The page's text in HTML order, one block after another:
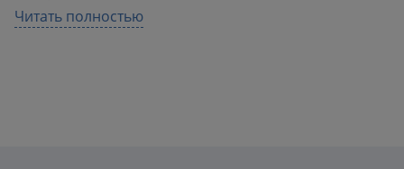
100 дней он преодолел более 3,5 тысяч километров
Волги, стоя на надувной SUP-доске с веслом в
Читать полностью